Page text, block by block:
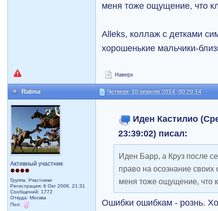
меня тоже ощущение, что
Alleks, коллаж с детками
хорошенькие мальчики-
Наверх
Ratina Четверг, 10 апреля 2014, 00:29:14
Активный участник
Группа: Участники
Регистрация: 6 Окт 2006, 21:31
Сообщений: 1772
Откуда: Москва
Пол:
Иден Кастилио
23:39:02) писал:
Иден Барр, а Круз после
право на осознание
меня тоже ощущение, что
Ошибки ошибкам - рознь.